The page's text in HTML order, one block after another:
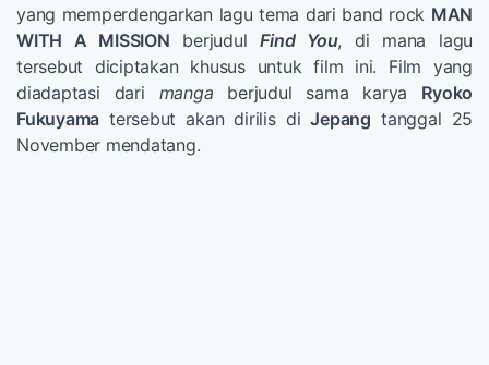
yang memperdengarkan lagu tema dari band rock MAN
WITH A MISSION berjudulFind You, di mana lagu
tersebut diciptakan khusus untuk film ini. Film yang
diadaptasi dari manga berjudul sama karya Ryoko
Fukuyama tersebut akan dirilis diJepang tanggal 25
November mendatang.